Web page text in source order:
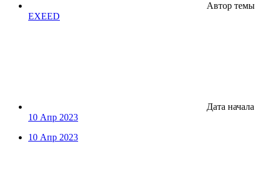
Автор темы
EXEED
Дата начала
10 Апр 2023
10 Апр 2023